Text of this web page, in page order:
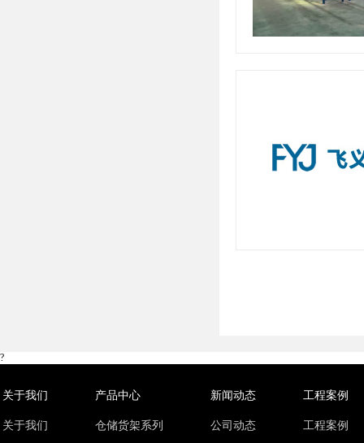
?
关于我们
关于我们
产品中心
仓储货架系列
新闻动态
公司动态
工程案例
工程案例